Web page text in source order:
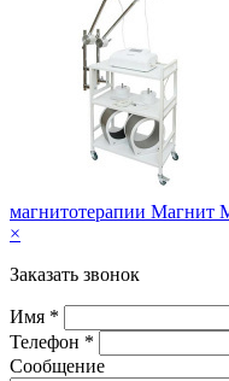
магнитотерапии Магнит
×
Заказать звонок
Имя *
Телефон *
Сообщение